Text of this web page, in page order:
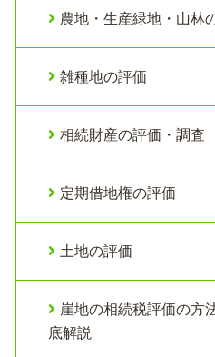
農地・生産緑地・山林
雑種地の評価
相続財産の評価・調査
定期借地権の評価
土地の評価
崖地の相続税評価の方
底解説